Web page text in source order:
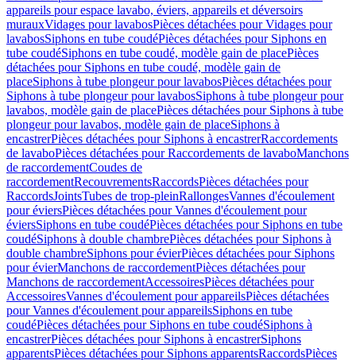
appareils pour espace lavabo, éviers, appareils et déversoirs
murauxVidages pour lavabosPièces détachées pour Vidages pour
lavabosSiphons en tube coudéPièces détachées pour Siphons en
tube coudéSiphons en tube coudé, modèle gain de placePièces
détachées pour Siphons en tube coudé, modèle gain de
placeSiphons à tube plongeur pour lavabosPièces détachées pour
Siphons à tube plongeur pour lavabosSiphons à tube plongeur pour
lavabos, modèle gain de placePièces détachées pour Siphons à tube
plongeur pour lavabos, modèle gain de placeSiphons à
encastrerPièces détachées pour Siphons à encastrerRaccordements
de lavaboPièces détachées pour Raccordements de lavaboManchons
de raccordementCoudes de
raccordementRecouvrementsRaccordsPièces détachées pour
RaccordsJointsTubes de trop-pleinRallongesVannes d'écoulement
pour éviersPièces détachées pour Vannes d'écoulement pour
éviersSiphons en tube coudéPièces détachées pour Siphons en tube
coudéSiphons à double chambrePièces détachées pour Siphons à
double chambreSiphons pour évierPièces détachées pour Siphons
pour évierManchons de raccordementPièces détachées pour
Manchons de raccordementAccessoiresPièces détachées pour
AccessoiresVannes d'écoulement pour appareilsPièces détachées
pour Vannes d'écoulement pour appareilsSiphons en tube
coudéPièces détachées pour Siphons en tube coudéSiphons à
encastrerPièces détachées pour Siphons à encastrerSiphons
apparentsPièces détachées pour Siphons apparentsRaccordsPièces